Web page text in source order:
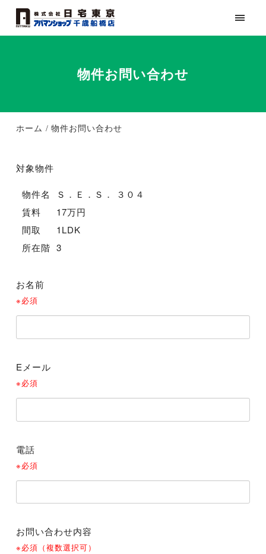
物件お問い合わせ
ホーム 物件お問い合わせ
対象物件
物件名
Ｓ．Ｅ．Ｓ． ３０４
賃料
17万円
間取
1LDK
所在階 3
お名前
※必須
Eメール
※必須
電話
※必須
お問い合わせ内容
※必須（複数選択可）